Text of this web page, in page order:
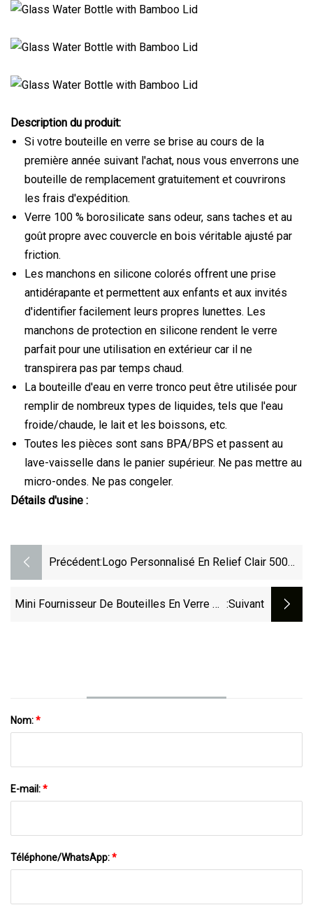
Description du produit:
Si votre bouteille en verre se brise au cours de la
première année suivant l'achat, nous vous enverrons une
bouteille de remplacement gratuitement et couvrirons
les frais d'expédition.
Verre 100 % borosilicate sans odeur, sans taches et au
goût propre avec couvercle en bois véritable ajusté par
friction.
Les manchons en silicone colorés offrent une prise
antidérapante et permettent aux enfants et aux invités
d'identifier facilement leurs propres lunettes. Les
manchons de protection en silicone rendent le verre
parfait pour une utilisation en extérieur car il ne
transpirera pas par temps chaud.
La bouteille d'eau en verre tronco peut être utilisée pour
remplir de nombreux types de liquides, tels que l'eau
froide/chaude, le lait et les boissons, etc.
Toutes les pièces sont sans BPA/BPS et passent au
lave-vaisselle dans le panier supérieur. Ne pas mettre au
micro-ondes. Ne pas congeler.
Détails d'usine :
Précédent: Logo Personnalisé En Relief Clair 500
Brandy Rhum Whisky Vodka Liqueur
Mini Fournisseur De Bouteilles En Verre De :suivant
Nom:*
E-mail:*
Téléphone/WhatsApp:*